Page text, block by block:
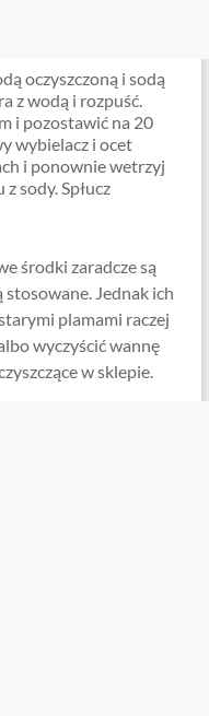
oczyszczoną i sodą
z wodą i rozpuść.
i pozostawić na 20
wybielacz i ocet
i ponownie wetrzyj
sody. Spłucz
środki zaradcze są
Jednak ich
plamami raczej
wyczyścić wannę
w sklepie.